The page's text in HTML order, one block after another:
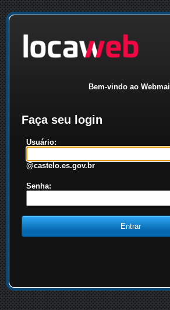
Bem-vindo ao Webmail
Faça seu login
Usuário:
@castelo.es.gov.br
Senha: